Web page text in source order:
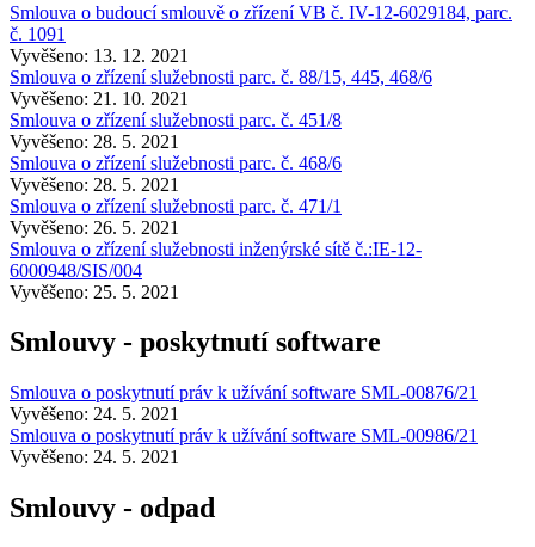
Smlouva o budoucí smlouvě o zřízení VB č. IV-12-6029184, parc.
č. 1091
Vyvěšeno: 13. 12. 2021
Smlouva o zřízení služebnosti parc. č. 88/15, 445, 468/6
Vyvěšeno: 21. 10. 2021
Smlouva o zřízení služebnosti parc. č. 451/8
Vyvěšeno: 28. 5. 2021
Smlouva o zřízení služebnosti parc. č. 468/6
Vyvěšeno: 28. 5. 2021
Smlouva o zřízení služebnosti parc. č. 471/1
Vyvěšeno: 26. 5. 2021
Smlouva o zřízení služebnosti inženýrské sítě č.:IE-12-
6000948/SIS/004
Vyvěšeno: 25. 5. 2021
Smlouvy - poskytnutí software
Smlouva o poskytnutí práv k užívání software SML-00876/21
Vyvěšeno: 24. 5. 2021
Smlouva o poskytnutí práv k užívání software SML-00986/21
Vyvěšeno: 24. 5. 2021
Smlouvy - odpad